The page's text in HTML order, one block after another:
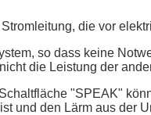
die vor
so dass keine
die Leistung der
"SPEAK"
und den Lärm aus der